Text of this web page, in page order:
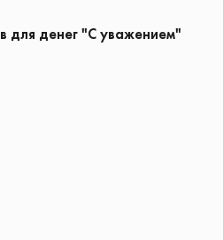
для денег "С уважением"